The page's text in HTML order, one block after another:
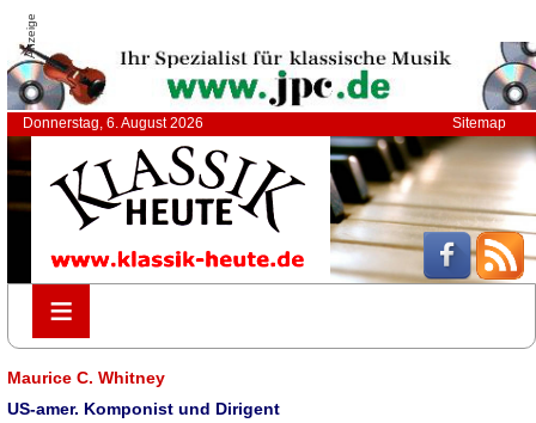
Anzeige
Donnerstag, 6. August 2026 Sitemap
≡
≡
Maurice C. Whitney
US-amer. Komponist und Dirigent